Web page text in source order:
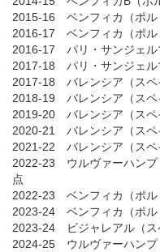
2015-16 ベンフィカ（ポ
2016-17 ベンフィカ（ポ
2016-17 パリ・サンジェ
2017-18 パリ・サンジェ
2017-18 バレンシア（ス
2018-19 バレンシア（ス
2019-20 バレンシア（ス
2020-21 バレンシア（ス
2021-22 バレンシア（ス
2022-23 ウルヴァーハン
点
2022-23 ベンフィカ（ポ
2023-24 ベンフィカ（ポ
2023-24 ビジャレアル（
2024-25 ウルヴァーハン